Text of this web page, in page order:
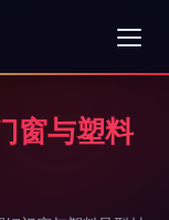
窗与塑料